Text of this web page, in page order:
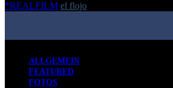
*REALFILM el flojo
ALLGEMEIN
FEATURED
FOTOS